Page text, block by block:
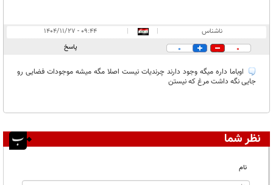
ناشناس |
|
۰۹:۴۴ - ۱۴۰۴/۱۱/۲۷
0
0 پاسخ
اوباما داره میگه وجود دارند چرندیات نیست اصلا مگه میشه موجودات فضایی رو
جایی نگه داشت مرغ که نیستن
نظر شما
نام